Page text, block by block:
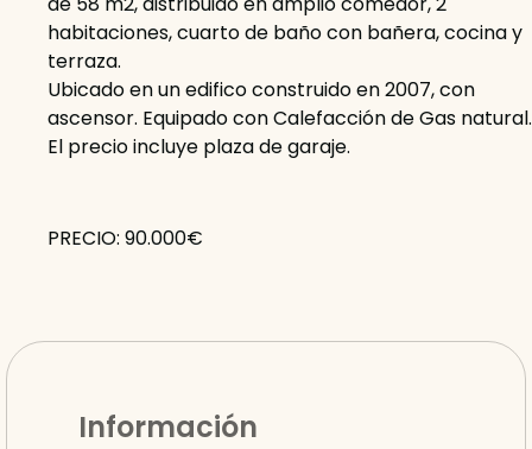
habitaciones, cuarto de baño con bañera, cocina y
terraza.
Ubicado en un edifico construido en 2007, con
ascensor. Equipado con Calefacción de Gas natural.
El precio incluye plaza de garaje.
PRECIO: 90.000€
Información